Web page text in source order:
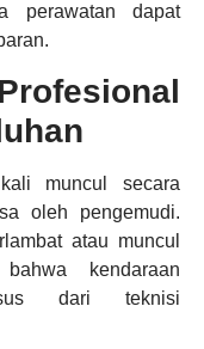
perawatan dapat
muncul secara
oleh pengemudi.
atau muncul
kendaraan
dari teknisi